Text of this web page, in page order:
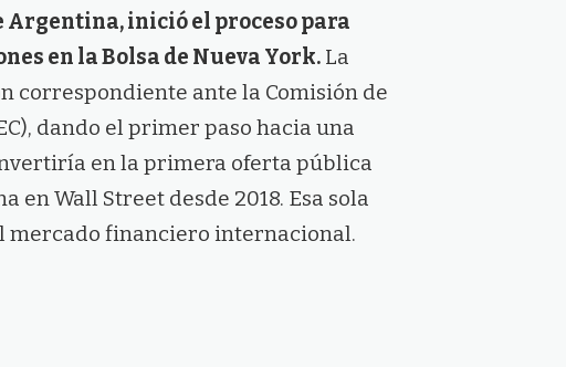
Argentina, inició el proceso para
en la Bolsa de Nueva York.La
correspondiente ante la Comisión de
dando el primer paso hacia una
en la primera oferta pública
en Wall Street desde 2018. Esa sola
mercado financiero internacional.